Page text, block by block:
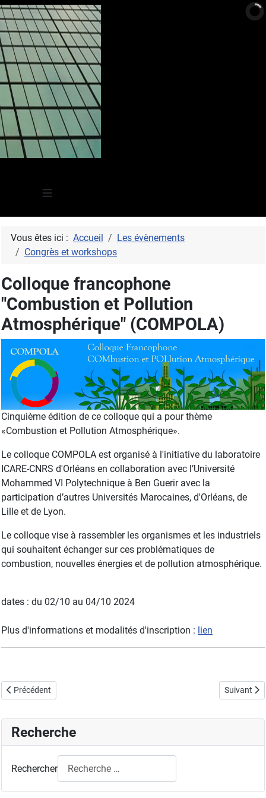
≡
Vous êtes ici : Accueil
Les évènements
Congrès et workshops
Colloque francophone
"Combustion et Pollution
Atmosphérique" (COMPOLA)
Cinquième édition de ce colloque qui a pour thème
«Combustion et Pollution Atmosphérique».
Le colloque COMPOLA est organisé à l'initiative du laboratoire
ICARE-CNRS d'Orléans en collaboration avec l’Université
Mohammed VI Polytechnique à Ben Guerir avec la
participation d’autres Universités Marocaines, d'Orléans, de
Lille et de Lyon.
Le colloque vise à rassembler les organismes et les industriels
qui souhaitent échanger sur ces problématiques de
combustion, nouvelles énergies et de pollution atmosphérique.
dates : du 02/10 au 04/10 2024
Plus d'informations et modalités d'inscription : lien
Article précédent : École d'été : Valorisation énergétique de la Biomasse
Précédent Article
Suivant
Recherche
Rechercher